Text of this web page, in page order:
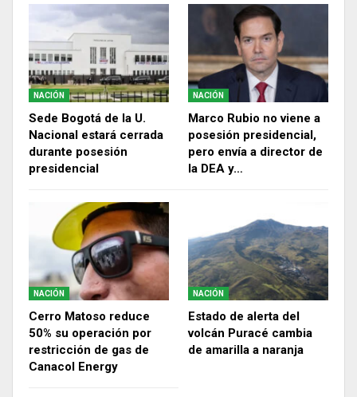
NACIÓN
Sede Bogotá de la U.
Nacional estará cerrada
durante posesión
presidencial
NACIÓN
Marco Rubio no viene a
posesión presidencial,
pero envía a director de
la DEA y…
NACIÓN
Cerro Matoso reduce
50% su operación por
restricción de gas de
Canacol Energy
NACIÓN
Estado de alerta del
volcán Puracé cambia
de amarilla a naranja